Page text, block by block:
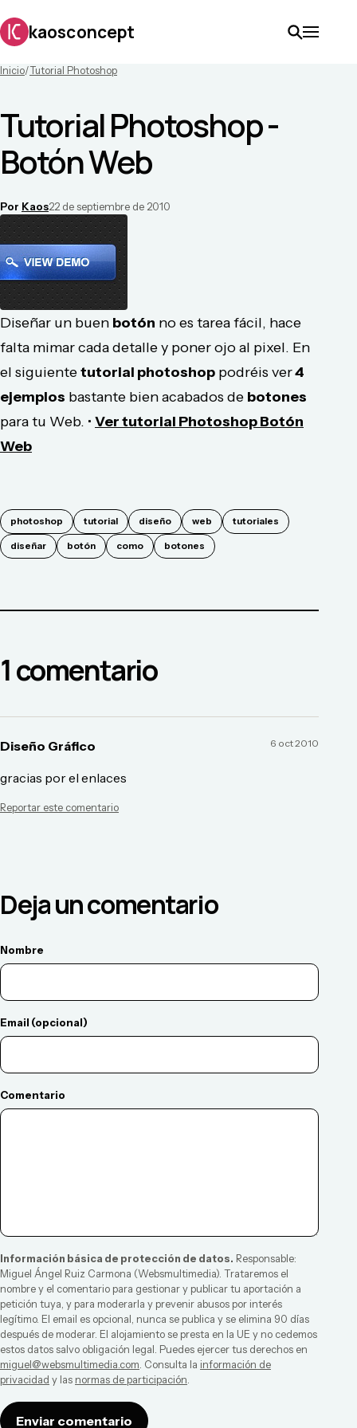
kaosconcept
Inicio/Tutorial Photoshop
Tutorial Photoshop -
Botón Web
Por Kaos22 de septiembre de 2010
Diseñar un buen botón no es tarea fácil, hace
falta mimar cada detalle y poner ojo al pixel. En
el siguientetutorial photoshop podréis ver4
ejemplos bastante bien acabados de botones
para tu Web. • Ver tutorial Photoshop Botón
Web
photoshop tutorial diseño web tutoriales
diseñar botón como botones
1comentario
Diseño Gráfico 6 oct 2010
gracias por el enlaces
Reportar este comentario
Deja un comentario
Nombre
Email (opcional)
Comentario
Información básica de protección de datos. Responsable:
Miguel Ángel Ruiz Carmona (Websmultimedia). Trataremos el
nombre y el comentario para gestionar y publicar tu aportación a
petición tuya, y para moderarla y prevenir abusos por interés
legítimo. El email es opcional, nunca se publica y se elimina 90 días
después de moderar. El alojamiento se presta en la UE y no cedemos
estos datos salvo obligación legal. Puedes ejercer tus derechos en
miguel@websmultimedia.com. Consulta la información de
privacidad y las normas de participación.
Enviar comentario